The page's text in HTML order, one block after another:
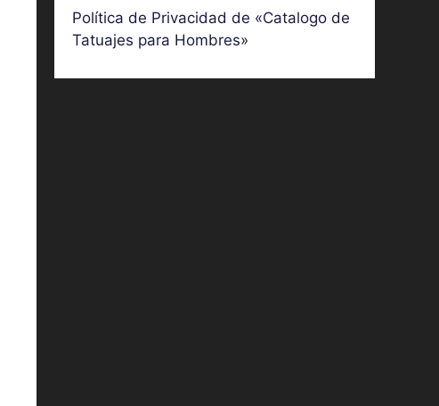
Política de Privacidad de «Catalogo de
Tatuajes para Hombres»